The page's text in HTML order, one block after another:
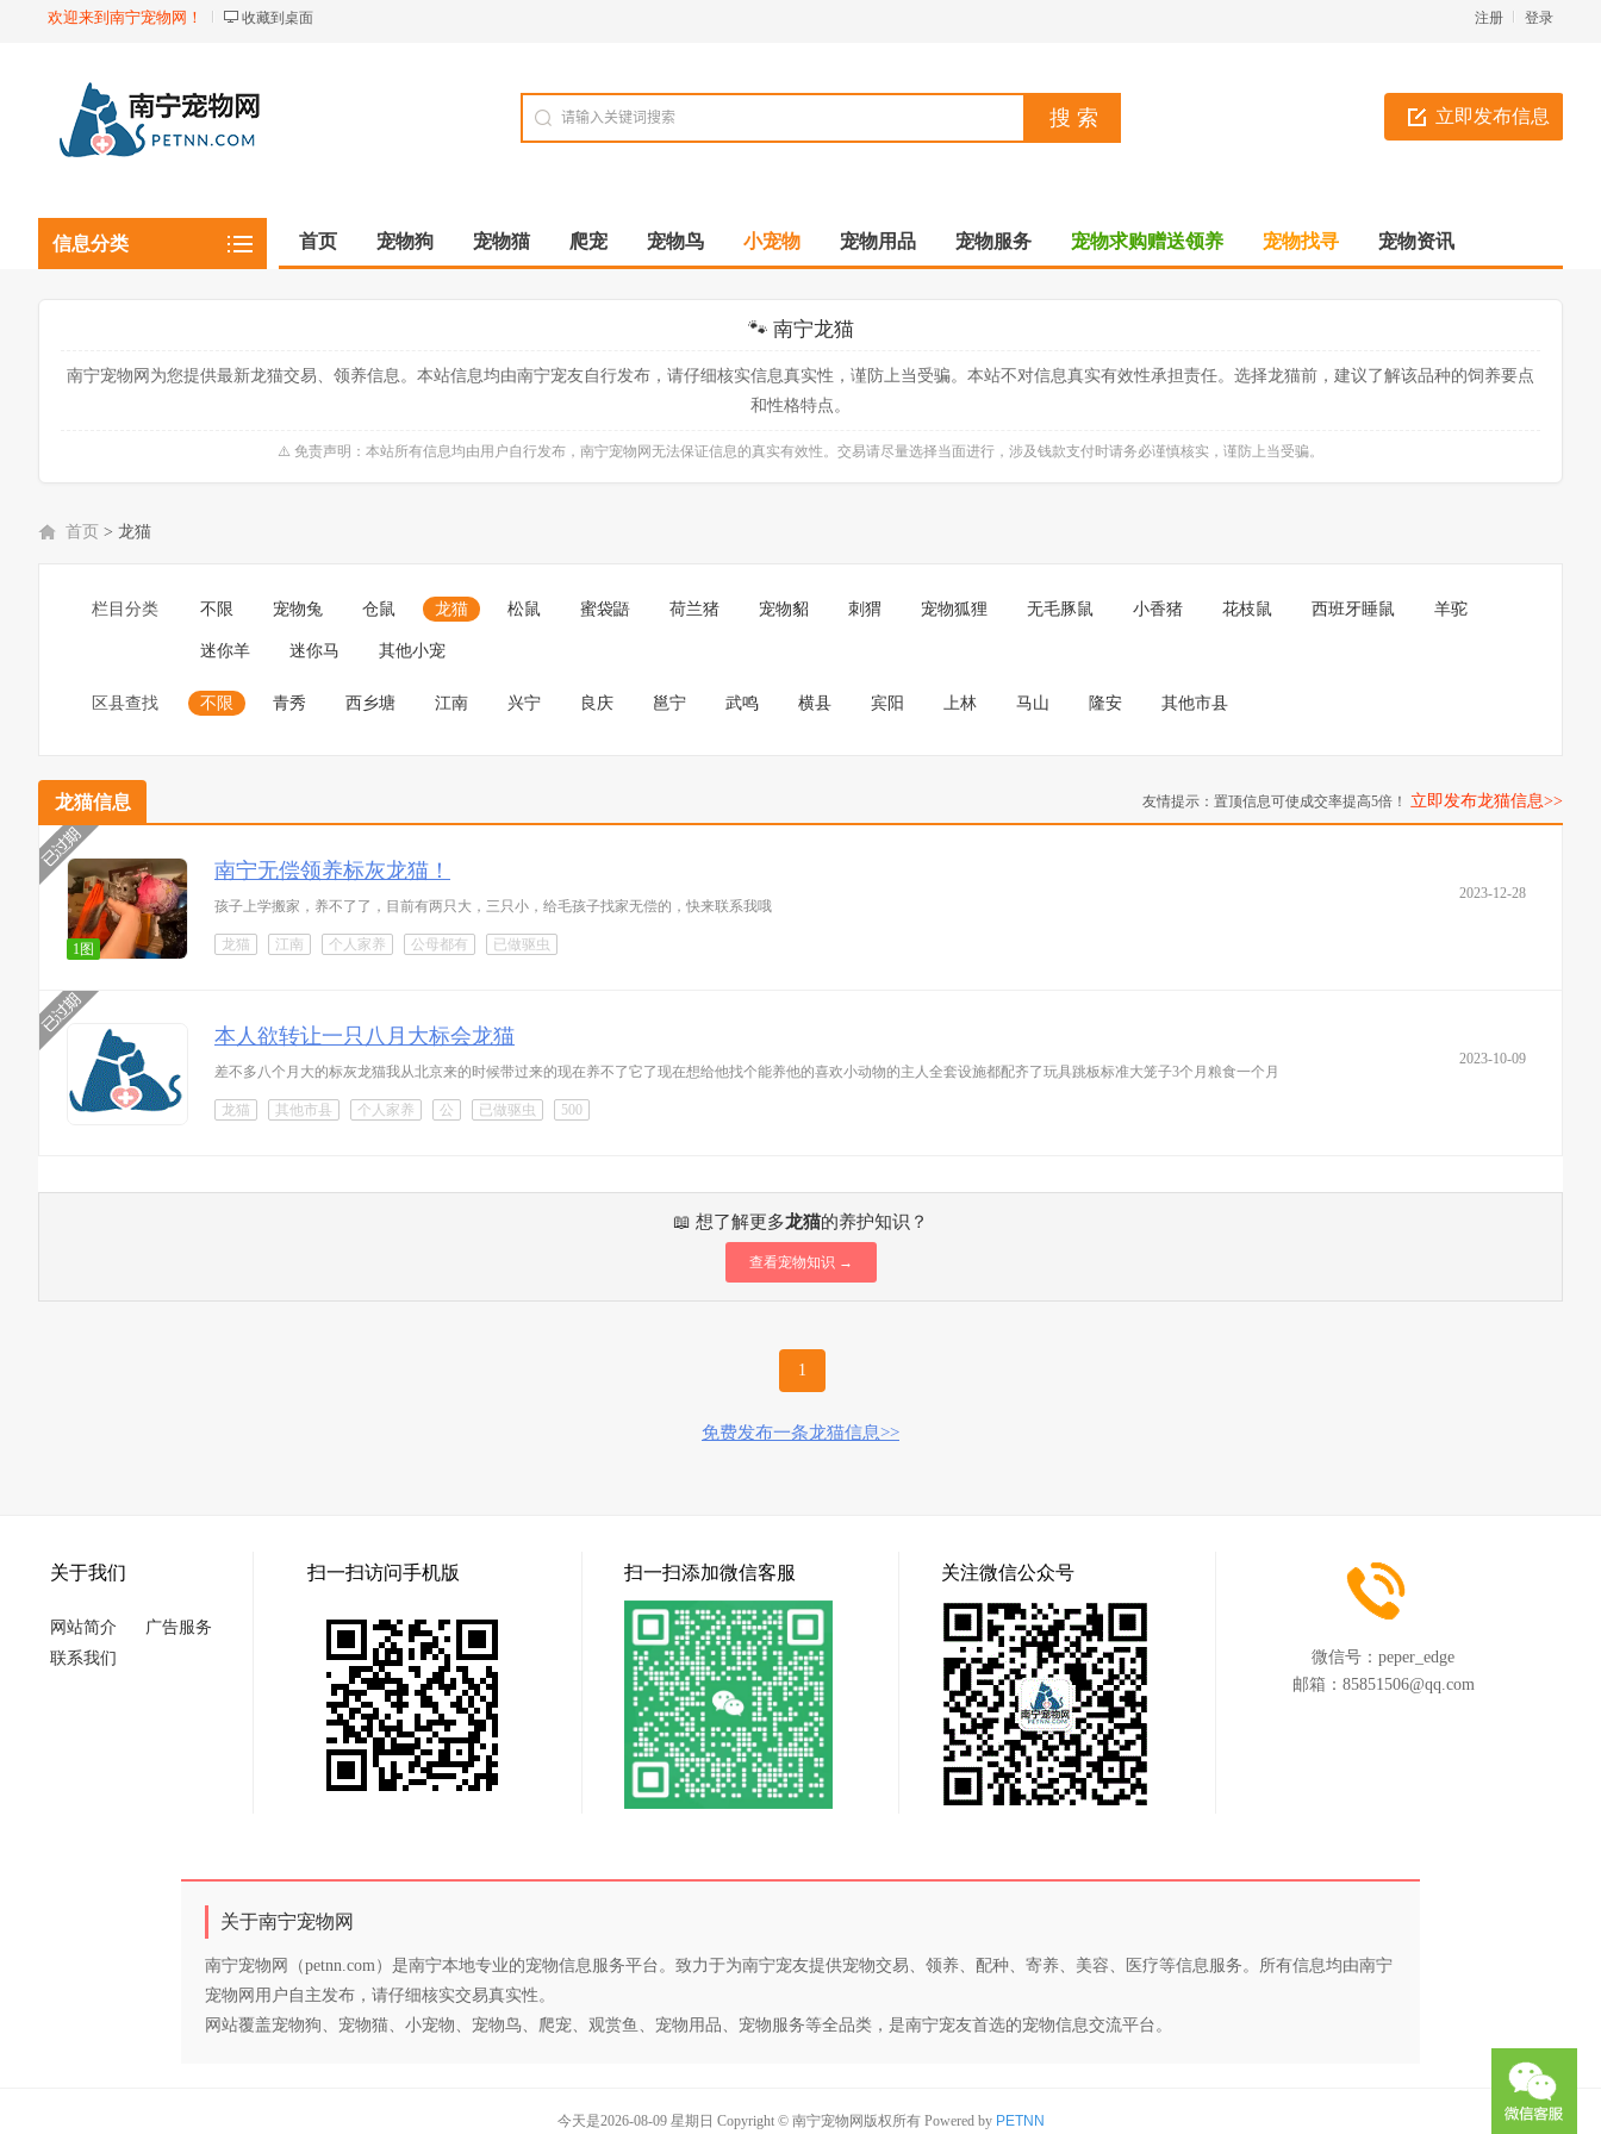
欢迎来到南宁宠物网！ 收藏到桌面 登录
注册
立即发布信息
信息分类 首页 宠物狗 宠物猫 爬宠 宠物鸟 小宠物 宠物用品 宠物服务 宠物求购赠送领养 宠物找寻 宠物资讯
🐾 南宁龙猫
南宁宠物网为您提供最新龙猫交易、领养信息。本站信息均由南宁宠友自行发布，请仔细核实信息真实性，谨防上当受骗。本站不对信息真实有效性承担责任。选择龙猫前，建议了解该品种的饲养要点
和性格特点。
⚠️ 免责声明：本站所有信息均由用户自行发布，南宁宠物网无法保证信息的真实有效性。交易请尽量选择当面进行，涉及钱款支付时请务必谨慎核实，谨防上当受骗。
首页 > 龙猫
栏目分类 不限 宠物兔 仓鼠 龙猫 松鼠 蜜袋鼯 荷兰猪 宠物貂 刺猬 宠物狐狸 无毛豚鼠 小香猪 花枝鼠 西班牙睡鼠 羊驼
迷你羊 迷你马 其他小宠
区县查找 不限 青秀 西乡塘 江南 兴宁 良庆 邕宁 武鸣 横县 宾阳 上林 马山 隆安 其他市县
龙猫信息 友情提示：置顶信息可使成交率提高5倍！ 立即发布龙猫信息>>
1图
2023-12-28
南宁无偿领养标灰龙猫！
孩子上学搬家，养不了了，目前有两只大，三只小，给毛孩子找家无偿的，快来联系我哦
龙猫 江南 个人家养 公母都有 已做驱虫
2023-10-09
本人欲转让一只八月大标会龙猫
差不多八个月大的标灰龙猫我从北京来的时候带过来的现在养不了它了现在想给他找个能养他的喜欢小动物的主人全套设施都配齐了玩具跳板标准大笼子3个月粮食一个月
龙猫 其他市县 个人家养 公 已做驱虫 500
📖 想了解更多龙猫的养护知识？
查看宠物知识 →
1
免费发布一条龙猫信息>>
关于我们
网站简介
广告服务
联系我们
扫一扫访问手机版 扫一扫添加微信客服 关注微信公众号
微信号： peper_edge
邮箱： 85851506@qq.com
关于南宁宠物网
南宁宠物网（petnn.com）是南宁本地专业的宠物信息服务平台。致力于为南宁宠友提供宠物交易、领养、配种、寄养、美容、医疗等信息服务。所有信息均由南宁
宠物网用户自主发布，请仔细核实交易真实性。
网站覆盖宠物狗、宠物猫、小宠物、宠物鸟、爬宠、观赏鱼、宠物用品、宠物服务等全品类，是南宁宠友首选的宠物信息交流平台。
今天是2026-08-09 星期日 Copyright © 南宁宠物网版权所有 Powered by PETNN